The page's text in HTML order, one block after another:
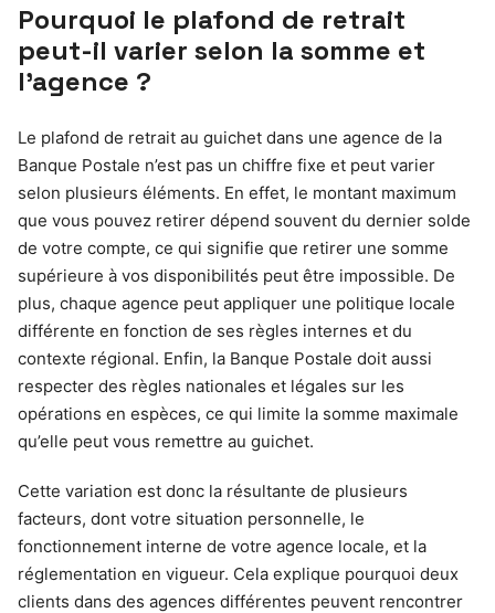
Pourquoi le plafond de retrait
peut-il varier selon la somme et
l’agence ?
Le plafond de retrait au guichet dans une agence de la
Banque Postale n’est pas un chiffre fixe et peut varier
selon plusieurs éléments. En effet, le montant maximum
que vous pouvez retirer dépend souvent du dernier solde
de votre compte, ce qui signifie que retirer une somme
supérieure à vos disponibilités peut être impossible. De
plus, chaque agence peut appliquer une politique locale
différente en fonction de ses règles internes et du
contexte régional. Enfin, la Banque Postale doit aussi
respecter des règles nationales et légales sur les
opérations en espèces, ce qui limite la somme maximale
qu’elle peut vous remettre au guichet.
Cette variation est donc la résultante de plusieurs
facteurs, dont votre situation personnelle, le
fonctionnement interne de votre agence locale, et la
réglementation en vigueur. Cela explique pourquoi deux
clients dans des agences différentes peuvent rencontrer